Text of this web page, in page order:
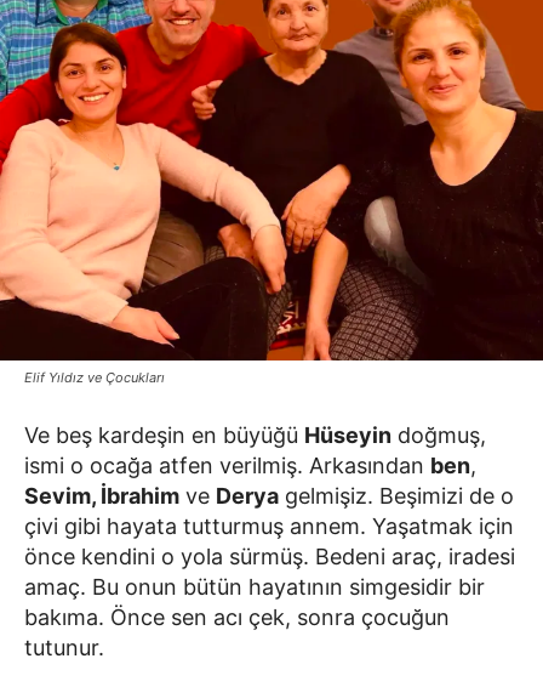
Elif Yıldız ve Çocukları
Ve beş kardeşin en büyüğü Hüseyin doğmuş,
ismi o ocağa atfen verilmiş. Arkasından ben,
Sevim, İbrahim ve Derya gelmişiz. Beşimizi de o
çivi gibi hayata tutturmuş annem. Yaşatmak için
önce kendini o yola sürmüş. Bedeni araç, iradesi
amaç. Bu onun bütün hayatının simgesidir bir
bakıma. Önce sen acı çek, sonra çocuğun
tutunur.